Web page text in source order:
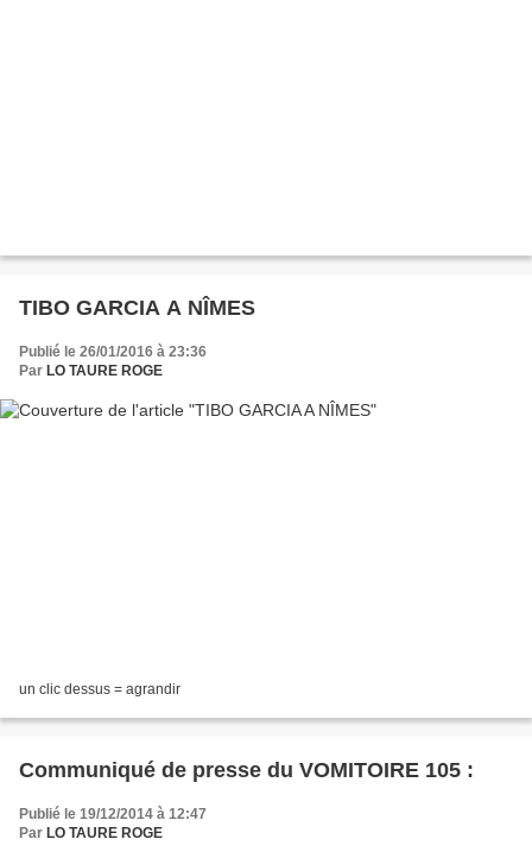
TIBO GARCIA A NÎMES
Publié le 26/01/2016 à 23:36
Par LO TAURE ROGE
un clic dessus = agrandir
Communiqué de presse du VOMITOIRE 105 :
Publié le 19/12/2014 à 12:47
Par LO TAURE ROGE